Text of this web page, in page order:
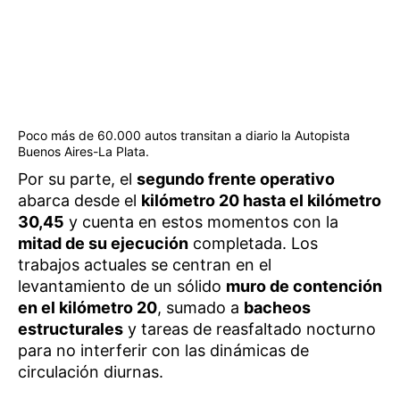
Poco más de 60.000 autos transitan a diario la Autopista
Buenos Aires-La Plata.
Por su parte, el segundo frente operativo
abarca desde el kilómetro 20 hasta el kilómetro
30,45 y cuenta en estos momentos con la
mitad de su ejecución completada. Los
trabajos actuales se centran en el
levantamiento de un sólido muro de contención
en el kilómetro 20, sumado a bacheos
estructurales y tareas de reasfaltado nocturno
para no interferir con las dinámicas de
circulación diurnas.